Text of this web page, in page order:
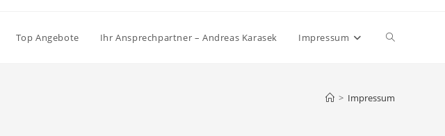
Top Angebote Ihr Ansprechpartner – Andreas Karasek Impressum Website-
> Impressum